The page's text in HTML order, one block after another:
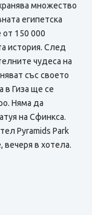
множество
египетска
от 150 000
история. След
чудеса на
със своето
в Гиза ще се
Няма да
на Сфинкса.
Pyramids Park
вечеря в хотела.